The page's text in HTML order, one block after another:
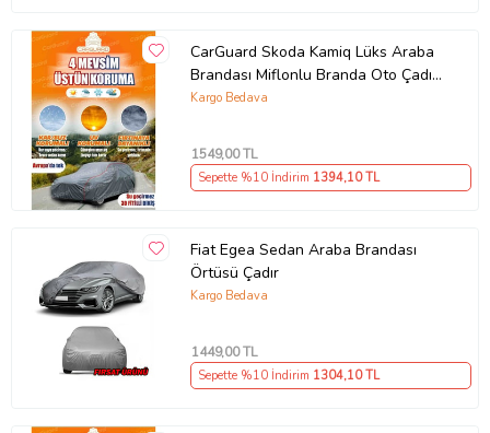
CarGuard Skoda Kamiq Lüks Araba
Brandası Miflonlu Branda Oto Çadır
Örtü
Kargo Bedava
1549,00 TL
Sepette %10 İndirim 1394,10 TL
Fiat Egea Sedan Araba Brandası
Örtüsü Çadır
Kargo Bedava
1449,00 TL
Sepette %10 İndirim 1304,10 TL